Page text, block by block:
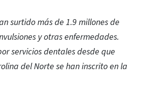
surtido más de 1.9 millones de
y otras enfermedades.
servicios dentales desde que
del Norte se han inscrito en la